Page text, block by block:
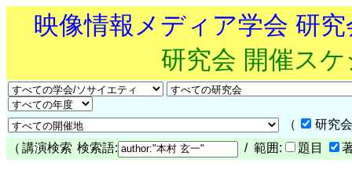
映像情報メディア学会 研
研究会 開催ス
（
研究
（ 講演検索 検索語: / 範囲: 題目